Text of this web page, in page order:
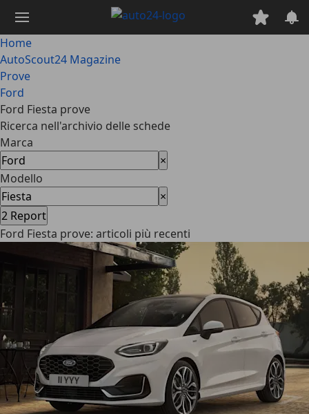
contenuto
principale
Home
AutoScout24 Magazine
Prove
Ford
Ford Fiesta prove
Ricerca nell'archivio delle schede
Marca
×
Modello
×
2 Report
Ford Fiesta prove: articoli più recenti